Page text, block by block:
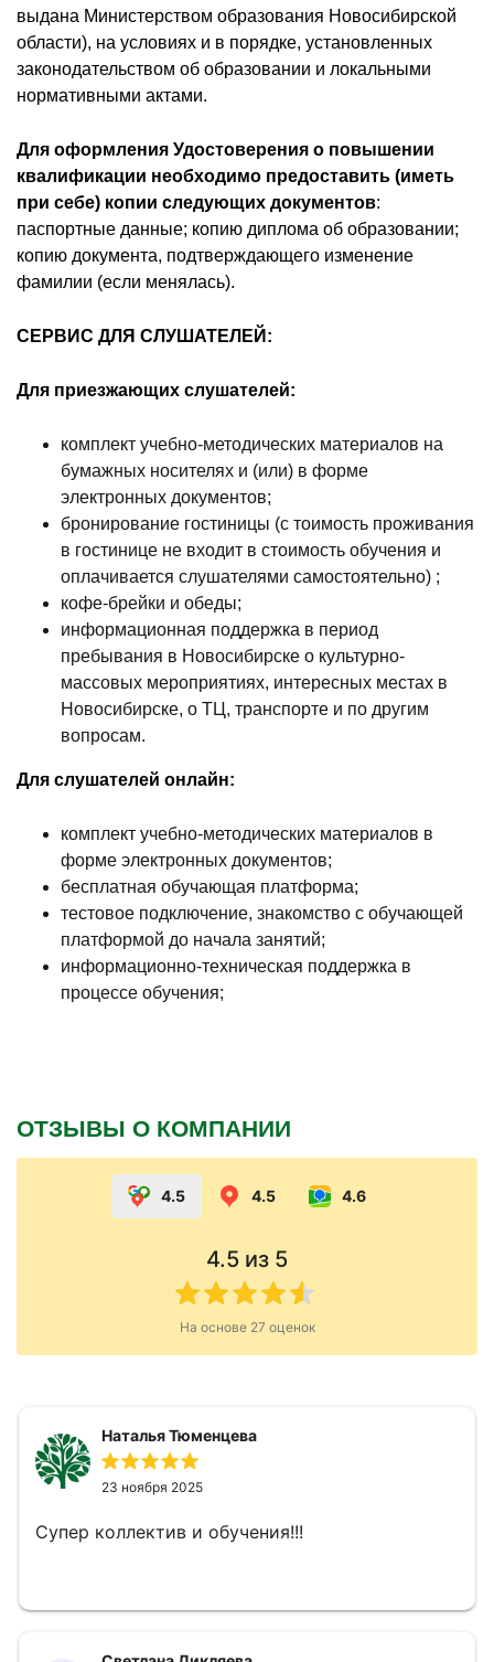
выдана Министерством образования Новосибирской
области), на условиях и в порядке, установленных
законодательством об образовании и локальными
нормативными актами.
Для оформления Удостоверения о повышении
квалификации необходимо предоставить (иметь
при себе) копии следующих документов:
паспортные данные; копию диплома об образовании;
копию документа, подтверждающего изменение
фамилии (если менялась).
СЕРВИС ДЛЯ СЛУШАТЕЛЕЙ:
Для приезжающих слушателей:
комплект учебно-методических материалов на
бумажных носителях и (или) в форме
электронных документов;
бронирование гостиницы (с тоимость проживания
в гостинице не входит в стоимость обучения и
оплачивается слушателями самостоятельно) ;
кофе-брейки и обеды;
информационная поддержка в период
пребывания в Новосибирске о культурно-
массовых мероприятиях, интересных местах в
Новосибирске, о ТЦ, транспорте и по другим
вопросам.
Для слушателей онлайн:
комплект учебно-методических материалов в
форме электронных документов;
бесплатная обучающая платформа;
тестовое подключение, знакомство с обучающей
платформой до начала занятий;
информационно-техническая поддержка в
процессе обучения;
ОТЗЫВЫ О КОМПАНИИ
4.5 4.5 4.6
4.5 из 5
На основе 27 оценок
Наталья Тюменцева
23 ноября 2025
Супер коллектив и обучения!!!